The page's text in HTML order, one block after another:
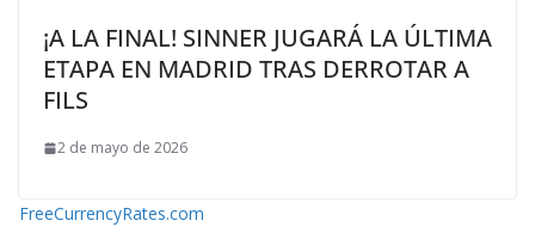
¡A LA FINAL! SINNER JUGARÁ LA ÚLTIMA
ETAPA EN MADRID TRAS DERROTAR A
FILS
2 de mayo de 2026
FreeCurrencyRates.com